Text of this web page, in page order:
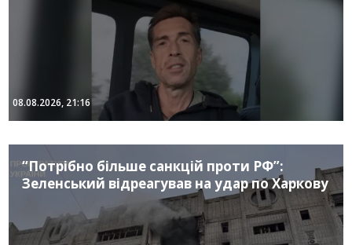
08.08.2026, 21:16
“Потрібно більше санкцій проти РФ”:
Зеленський відреагував на удар по Харкову